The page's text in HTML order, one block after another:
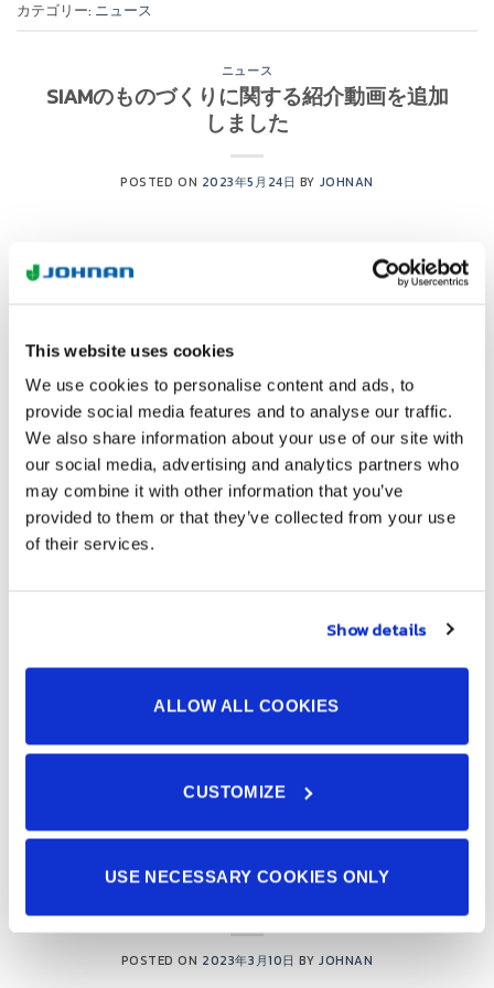
This website uses cookies
We use cookies to personalise content and ads, to
provide social media features and to analyse our traffic.
We also share information about your use of our site with
our social media, advertising and analytics partners who
may combine it with other information that you’ve
provided to them or that they’ve collected from your use
of their services.
Show details
ALLOW ALL COOKIES
CUSTOMIZE
USE NECESSARY COOKIES ONLY
カテゴリー: ニュース
ニュース
SIAMのものづくりに関する紹介動画を追加
しました
POSTED ON 2023年5月24日 BY JOHNAN
24
5月
続きを読む→
ニュース
POSTED ON 2023年3月10日 BYJOHNAN